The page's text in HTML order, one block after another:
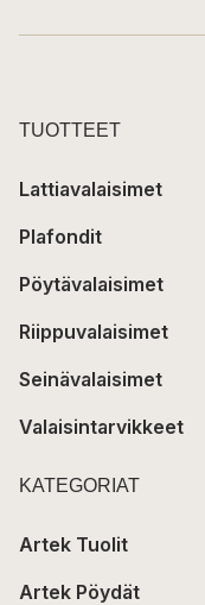
TUOTTEET
Lattiavalaisimet
Plafondit
Pöytävalaisimet
Riippuvalaisimet
Seinävalaisimet
Valaisintarvikkeet
KATEGORIAT
Artek Tuolit
Artek Pöydät